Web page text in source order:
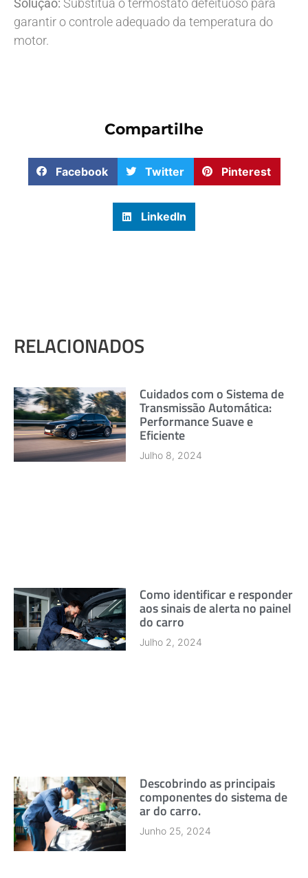
Solução: Substitua o termostato defeituoso para
garantir o controle adequado da temperatura do
motor.
Compartilhe
Facebook Twitter Pinterest
LinkedIn
RELACIONADOS
Cuidados com o Sistema de
Transmissão Automática:
Performance Suave e
Eficiente
Julho 8, 2024
Como identificar e responder
aos sinais de alerta no painel
do carro
Julho 2, 2024
Descobrindo as principais
componentes do sistema de
ar do carro.
Junho 25, 2024